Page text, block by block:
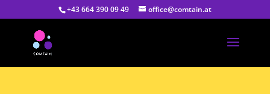
+43 664 390 09 49 office@comtain.at